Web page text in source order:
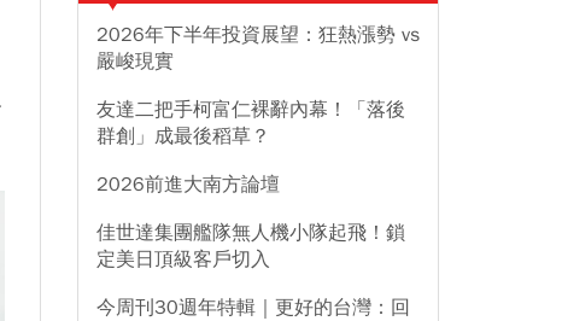
2026年下半年投資展望：狂熱漲勢 vs
嚴峻現實
友達二把手柯富仁裸辭內幕！「落後
群創」成最後稻草？
2026前進大南方論壇
佳世達集團艦隊無人機小隊起飛！鎖
定美日頂級客戶切入
今周刊30週年特輯｜更好的台灣：回